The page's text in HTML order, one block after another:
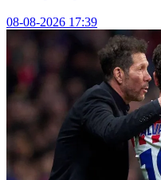
08-08-2026 17:39